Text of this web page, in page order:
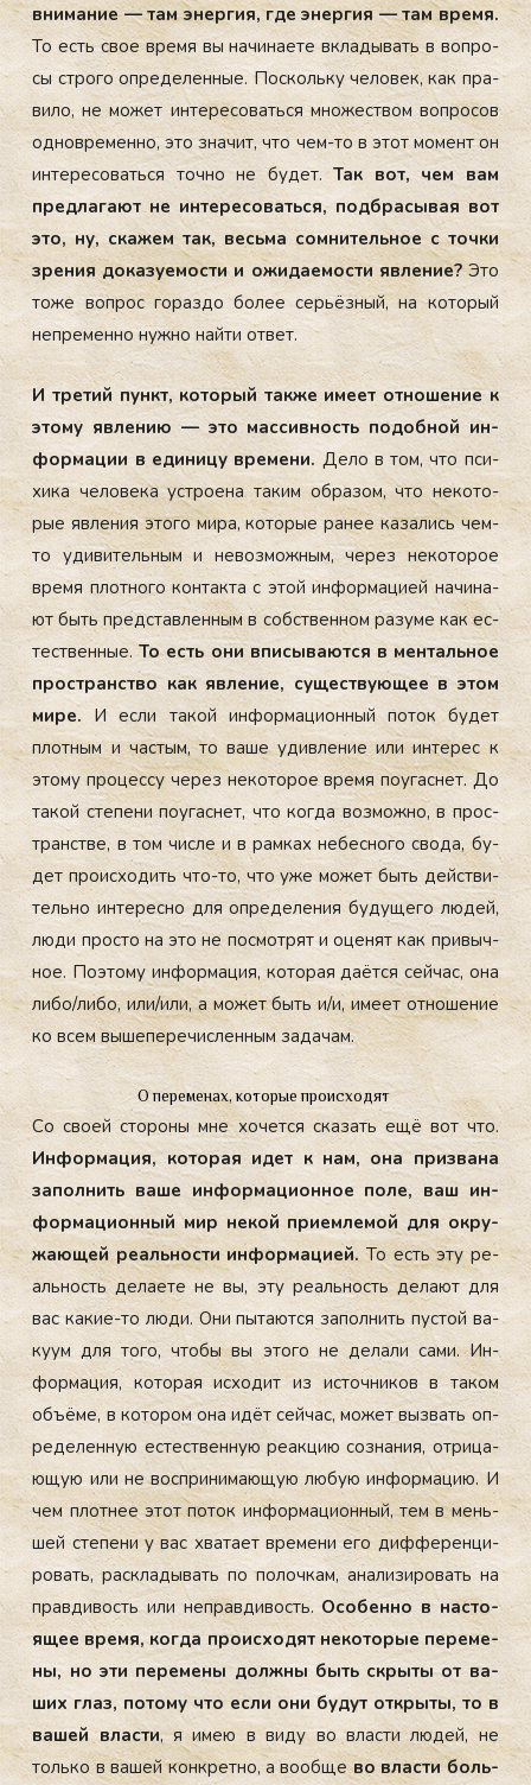
вни­мание — там энер­гия, где энер­гия — там вре­мя.
То есть свое вре­мя вы на­чина­ете вкла­дывать в воп­ро­
сы стро­го оп­ре­делен­ные. Пос­коль­ку че­ловек, как пра­
вило, не мо­жет ин­те­ресо­вать­ся мно­жес­твом воп­ро­сов
од­новре­мен­но, это зна­чит, что чем-то в этот мо­мент он
ин­те­ресо­вать­ся точ­но не бу­дет.Так вот, чем вам
пред­ла­га­ют не ин­те­ресо­вать­ся, под­бра­сывая вот
это, ну, ска­жем так, весь­ма сом­ни­тель­ное с точ­ки
зре­ния до­казу­емос­ти и ожи­да­емос­ти яв­ле­ние?Это
то­же воп­рос го­раз­до бо­лее серь­ёз­ный, на ко­торый
неп­ре­мен­но нуж­но най­ти от­вет.
И тре­тий пункт, ко­торый так­же име­ет от­но­шение к
это­му яв­ле­нию — это мас­сивность по­доб­ной ин­
форма­ции в еди­ницу вре­мени.Де­ло в том, что пси­
хика че­лове­ка ус­тро­ена та­ким об­ра­зом, что не­кото­
рые яв­ле­ния это­го ми­ра, ко­торые ра­нее ка­зались чем-
то уди­витель­ным и не­воз­можным, че­рез не­кото­рое
вре­мя плот­но­го кон­такта с этой ин­форма­ци­ей на­чина­
ют быть пред­став­ленным в собс­твен­ном ра­зуме как ес­
тес­твен­ные.То есть они впи­сыва­ют­ся в мен­таль­ное
прос­транс­тво как яв­ле­ние, су­щес­тву­ющее в этом
ми­ре. И ес­ли та­кой ин­форма­ци­он­ный по­ток бу­дет
плот­ным и час­тым, то ва­ше удив­ле­ние или ин­те­рес к
это­му про­цес­су че­рез не­кото­рое вре­мяпо­угас­нет. До
та­кой сте­пени по­угас­нет, что ког­да воз­можно, в прос­
транс­тве, в том чис­ле и в рам­ках не­бес­но­го сво­да, бу­
дет про­ис­хо­дить что-то, что уже мо­жет быть дей­стви­
тель­но ин­те­рес­но для оп­ре­деле­ния бу­дуще­го лю­дей,
лю­ди прос­то на это не пос­мотрят и оце­нят как при­выч­
ное. По­это­му ин­форма­ция, ко­торая да­ёт­ся сей­час, она
ли­бо/ли­бо, или/или, а мо­жет быть и/и, име­ет от­но­шение
ко всем вы­шепе­речис­леннымза­дачам.
О переменах, которые происходят
Со сво­ей сто­роны мне хо­чет­ся ска­зать ещё вот что.
Ин­форма­ция, ко­торая идет к нам, она приз­ва­на
за­пол­нить ва­ше ин­форма­ци­он­ное по­ле, ваш ин­
форма­ци­он­ный мир не­кой при­ем­ле­мой для ок­ру­
жа­ющей ре­аль­нос­ти ин­форма­ци­ей.То есть эту ре­
аль­ность де­ла­ете не вы, эту ре­аль­ность де­ла­ют для
вас ка­кие-то лю­ди. Они пы­та­ют­ся за­пол­нить пус­той ва­
ку­ум для то­го, что­бы вы это­го не де­лали са­ми. Ин­
форма­ция, ко­торая ис­хо­дит из ис­точни­ков в та­ком
объ­ёме, в ко­тором она идёт сей­час, мо­жет выз­вать оп­
ре­делен­ную ес­тес­твен­ную ре­ак­цию соз­на­ния, от­ри­ца­
ющую или не вос­при­нима­ющую лю­бую ин­форма­цию. И
чем плот­нее этот по­ток ин­форма­ци­он­ный, тем в мень­
шей сте­пени у вас хва­та­ет вре­мени его диф­фе­рен­ци­
ровать, рас­кла­дывать по по­лоч­кам, ана­лизи­ровать на
прав­ди­вость или неп­равди­вость.Осо­бен­но в нас­то­
ящее вре­мя, ког­да про­ис­хо­дят не­кото­рые пе­реме­
ны, но эти пе­реме­ны дол­жны быть скры­ты от ва­
ших глаз, по­тому что ес­ли они бу­дут от­кры­ты, то в
ва­шей влас­ти, я имею в ви­ду во влас­ти лю­дей, не
толь­ко в ва­шей кон­крет­но, а во­об­щево влас­ти боль­